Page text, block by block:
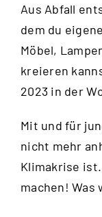
Aus Abfall
dem du
Möbel,
kreieren
2023 in der
Mit und für
nicht mehr
Klimakrise
machen! Was